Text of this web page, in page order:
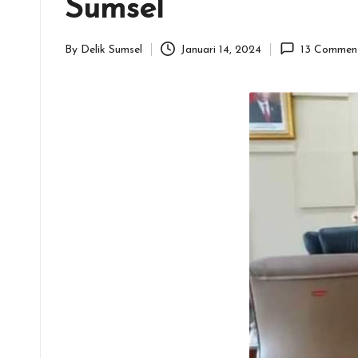
Sumsel
Posted
By Delik Sumsel Januari 14, 2024 13